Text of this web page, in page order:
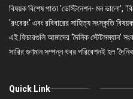
বিষয়ক বিশেষ পাতা 'ডেস্টিনেশন- মন ভালো',
'রংবেরং' এবং রবিবারের সাহিত্য সংস্কৃতি
এই ফিচারগুলি আমাদের 'দৈনিক স্টেটসম্যান'
সারির গুণমান সম্পন্ন খবর পরিবেশনই হল
Quick Link